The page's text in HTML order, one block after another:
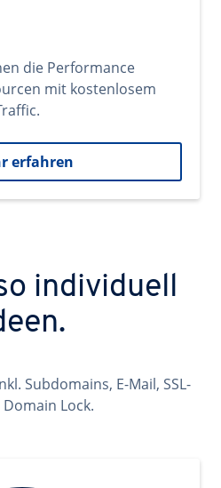
die Performance
mit kostenlosem
erfahren
individuell
Subdomains, E-Mail, SSL-
Lock.